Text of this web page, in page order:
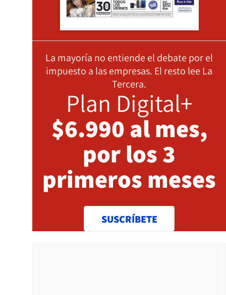
La mayoría no entiende el debate por el
impuesto a las empresas. El resto lee La
Tercera.
Plan Digital+
$6.990 al mes,
por los 3
primeros meses
SUSCRÍBETE